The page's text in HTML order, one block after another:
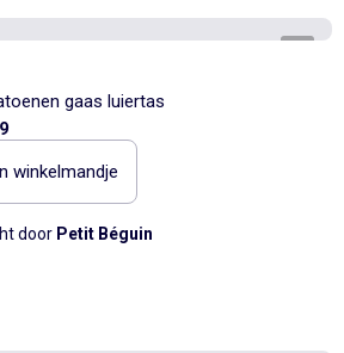
gaas luiertas
winkelmandje
door Petit Béguin